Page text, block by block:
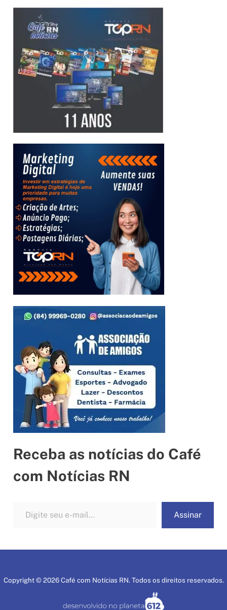
Receba as notícias do Café
com Notícias RN
Assinar
Copyright © 2026 Café com Notícias RN. Todos os direitos reservados.